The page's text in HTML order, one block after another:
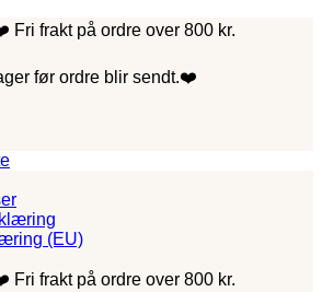
Fri frakt på ordre over 800 kr.
før ordre blir sendt.❤️
(EU)
Fri frakt på ordre over 800 kr.